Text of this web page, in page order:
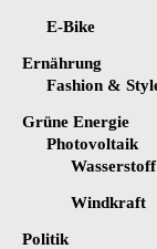
E-Bike
Ernährung
Fashion &
Grüne Energie
Photovoltaik
Wasserstoff
Windkraft
Politik